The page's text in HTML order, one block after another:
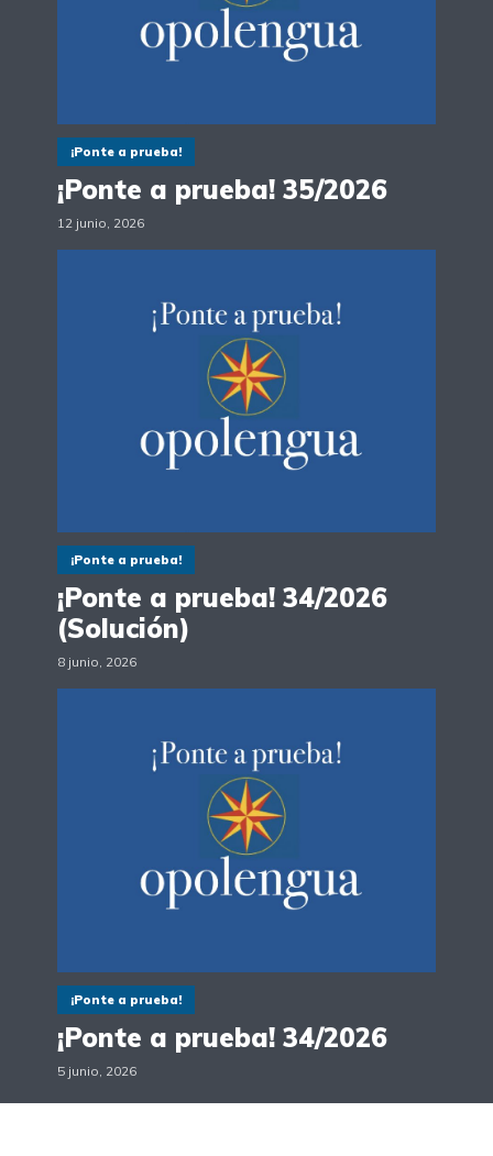
¡Ponte a prueba!
¡Ponte a prueba! 35/2026
12 junio, 2026
¡Ponte a prueba!
¡Ponte a prueba! 34/2026
(Solución)
8 junio, 2026
¡Ponte a prueba!
¡Ponte a prueba! 34/2026
5 junio, 2026